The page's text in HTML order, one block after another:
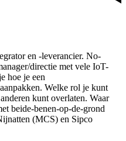
en -leverancier. No-
directie met vele IoT-
hoe je een
Welke rol je kunt
kunt overlaten. Waar
beide-benen-op-de-grond
(MCS) en Sipco